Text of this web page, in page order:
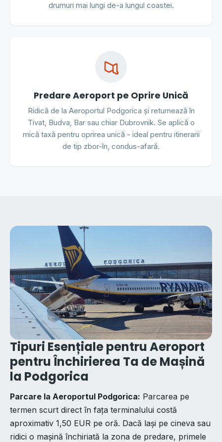
drumuri mai lungi de-a lungul coastei.
Predare Aeroport pe Oprire Unică
Ridică de la Aeroportul Podgorica și returnează în
Tivat, Budva, Bar sau chiar Dubrovnik. Se aplică o
mică taxă pentru oprirea unică - ideal pentru itinerarii
de tip zbor-în, condus-afară.
Tipuri Esențiale pentru Aeroport
pentru Închirierea Ta de Mașină
la Podgorica
Parcare la Aeroportul Podgorica: Parcarea pe
termen scurt direct în fața terminalului costă
aproximativ 1,50 EUR pe oră. Dacă lași pe cineva sau
ridici o mașină închiriată la zona de predare, primele